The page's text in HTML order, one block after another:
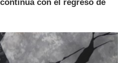
con el regreso de